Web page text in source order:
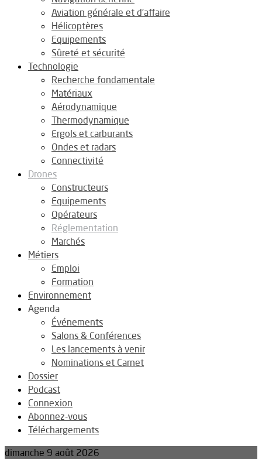
Aviation générale et d’affaire
Hélicoptères
Equipements
Sûreté et sécurité
Technologie
Recherche fondamentale
Matériaux
Aérodynamique
Thermodynamique
Ergols et carburants
Ondes et radars
Connectivité
Drones
Constructeurs
Equipements
Opérateurs
Réglementation
Marchés
Métiers
Emploi
Formation
Environnement
Agenda
Événements
Salons & Conférences
Les lancements à venir
Nominations et Carnet
Dossier
Podcast
Connexion
Abonnez-vous
Téléchargements
dimanche 9 août 2026